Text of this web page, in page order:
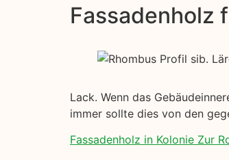
Fassadenholz
Lack. Wenn das
immer sollte dies von den
Fassadenholz in Kolonie Zur